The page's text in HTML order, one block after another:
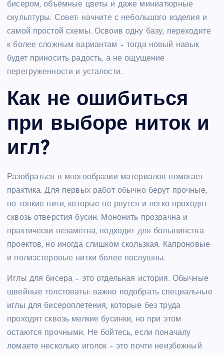
бисером, объёмные цветы и даже миниатюрные
скульптуры. Совет: начните с небольшого изделия и
самой простой схемы. Освоив одну базу, переходите
к более сложным вариантам – тогда новый навык
будет приносить радость, а не ощущение
перегруженности и усталости.
Как не ошибиться
при выборе ниток и
игл?
Разобраться в многообразии материалов помогает
практика. Для первых работ обычно берут прочные,
но тонкие нити, которые не рвутся и легко проходят
сквозь отверстия бусин. Мононить прозрачна и
практически незаметна, подходит для большинства
проектов, но иногда слишком скользкая. Капроновые
и полиэстеровые нитки более послушны.
Иглы для бисера – это отдельная история. Обычные
швейные толстоваты: важно подобрать специальные
иглы для бисероплетения, которые без труда
проходят сквозь мелкие бусинки, но при этом
остаются прочными. Не бойтесь, если поначалу
ломаете несколько иголок – это почти неизбежный